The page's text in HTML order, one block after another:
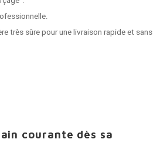
très sûre pour une livraison rapide et sans
courante dès sa